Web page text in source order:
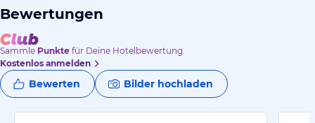
Bewertungen
Sammle Punkte für Deine Hotelbewertung.
Kostenlos anmelden
Bewerten Bilder hochladen